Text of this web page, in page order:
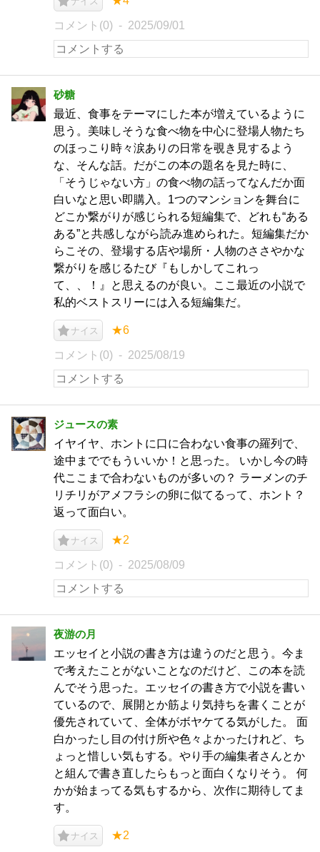
コメント(0) 2025/09/01
砂糖
最近、食事をテーマにした本が増えているように
思う。美味しそうな食べ物を中心に登場人物たち
のほっこり時々涙ありの日常を覗き見するよう
な、そんな話。だがこの本の題名を見た時に、
「そうじゃない方」の食べ物の話ってなんだか面
白いなと思い即購入。1つのマンションを舞台に
どこか繋がりが感じられる短編集で、どれも“ある
ある”と共感しながら読み進められた。短編集だか
らこその、登場する店や場所・人物のささやかな
繋がりを感じるたび『もしかしてこれっ
て、、！』と思えるのが良い。ここ最近の小説で
私的ベストスリーには入る短編集だ。
ナイス ★6
コメント(0) 2025/08/19
ジュースの素
イヤイヤ、ホントに口に合わない食事の羅列で、
途中まででもういいか！と思った。 いかし今の時
代ここまで合わないものが多いの？ ラーメンのチ
リチリがアメフラシの卵に似てるって、ホント？
返って面白い。
ナイス ★2
コメント(0) 2025/08/09
夜游の月
エッセイと小説の書き方は違うのだと思う。今ま
で考えたことがないことなのだけど、この本を読
んでそう思った。エッセイの書き方で小説を書い
ているので、展開とか筋より気持ちを書くことが
優先されていて、全体がボヤケてる気がした。 面
白かったし目の付け所や色々よかったけれど、ち
ょっと惜しい気もする。やり手の編集者さんとか
と組んで書き直したらもっと面白くなりそう。 何
かが始まってる気もするから、次作に期待してま
す。
ナイス ★2